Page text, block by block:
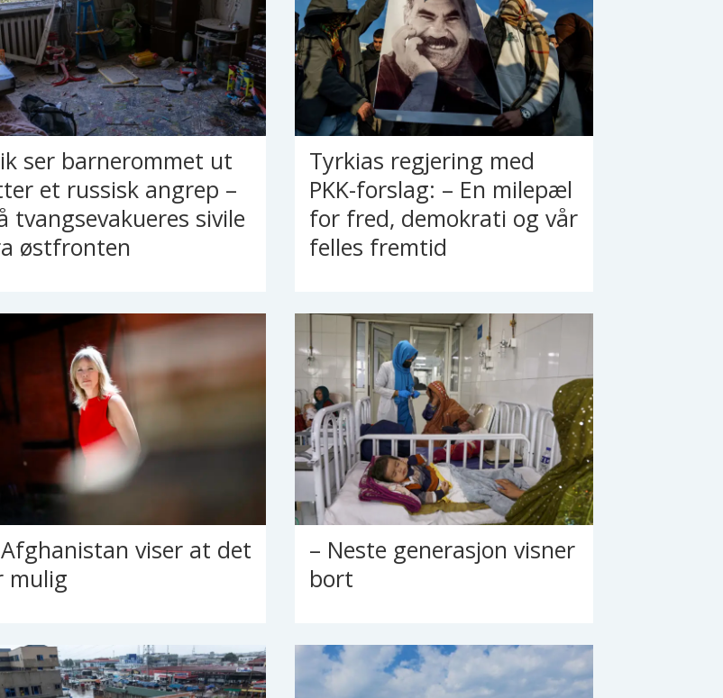
ser barnerommet ut
et russisk angrep –
tvangsevakueres sivile
østfronten
Tyrkias regjering med
PKK-forslag: – En milepæl
for fred, demokrati og vår
felles fremtid
viser at det
mulig
– Neste generasjon visner
bort